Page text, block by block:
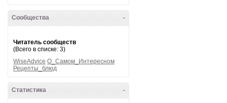
-
Сообщества
Читатель сообществ
(Всего в списке: 3)
WiseAdvice О_Самом_Интересном
Рецепты_блюд
-
Статистика